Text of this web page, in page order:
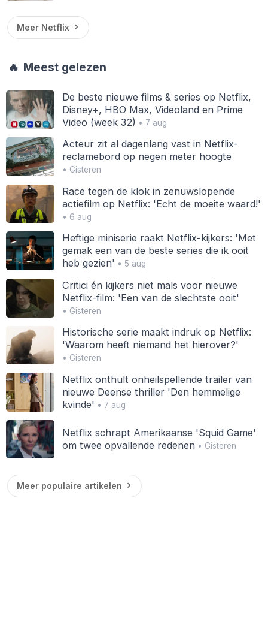
Meer Netflix
🔥 Meest gelezen
De beste nieuwe films & series op Netflix,
Disney+, HBO Max, Videoland en Prime
Video (week 32) • 7 aug
Acteur zit al dagenlang vast in Netflix-
reclamebord op negen meter hoogte
• Gisteren
Race tegen de klok in zenuwslopende
actiefilm op Netflix: 'Echt de moeite waard!'
• 6 aug
Heftige miniserie raakt Netflix-kijkers: 'Met
gemak een van de beste series die ik ooit
heb gezien' • 5 aug
Critici én kijkers niet mals voor nieuwe
Netflix-film: 'Een van de slechtste ooit'
• Gisteren
Historische serie maakt indruk op Netflix:
'Waarom heeft niemand het hierover?'
• Gisteren
Netflix onthult onheilspellende trailer van
nieuwe Deense thriller 'Den hemmelige
kvinde' • 7 aug
Netflix schrapt Amerikaanse 'Squid Game'
om twee opvallende redenen• Gisteren
Meer populaire artikelen